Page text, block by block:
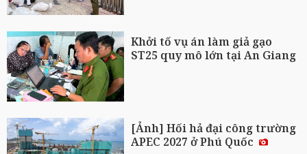
Khởi tố vụ án làm giả gạo
ST25 quy mô lớn tại An Giang
[Ảnh] Hối hả đại công trường
APEC 2027 ở Phú Quốc